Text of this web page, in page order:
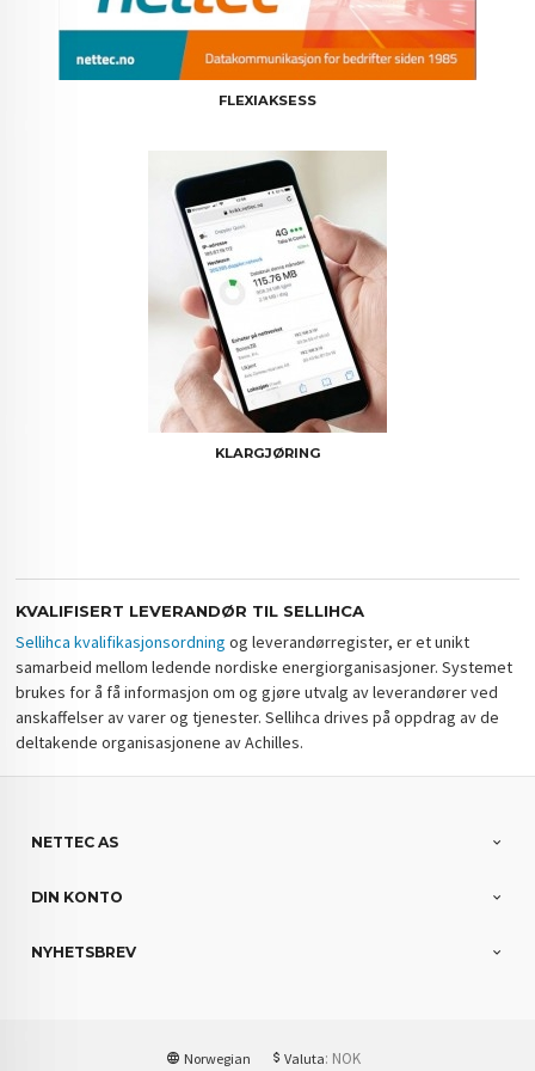
FLEXIAKSESS
KLARGJØRING
KVALIFISERT LEVERANDØR TIL SELLIHCA
Sellihca kvalifikasjonsordning og leverandørregister, er et unikt
samarbeid mellom ledende nordiske energiorganisasjoner. Systemet
brukes for å få informasjon om og gjøre utvalg av leverandører ved
anskaffelser av varer og tjenester. Sellihca drives på oppdrag av de
deltakende organisasjonene av Achilles.
NETTEC AS
DIN KONTO
NYHETSBREV
Norwegian Valuta: NOK